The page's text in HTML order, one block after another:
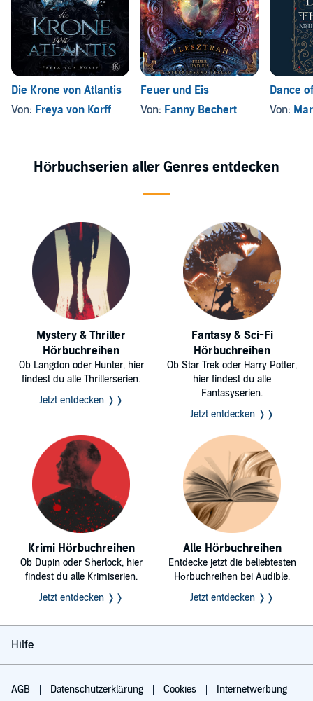
Die Krone von Atlantis
Von: Freya von Korff
Feuer und Eis
Von: Fanny Bechert
Dance
Von:
Hörbuchserien aller Genres entdecken
Mystery & Thriller
Hörbuchreihen
Ob Langdon oder Hunter, hier
findest du alle Thrillerserien.
Jetzt entdecken ❭❭
Fantasy & Sci-Fi
Hörbuchreihen
Ob Star Trek oder Harry Potter,
hier findest du alle
Fantasyserien.
Jetzt entdecken ❭❭
Krimi Hörbuchreihen
Ob Dupin oder Sherlock, hier
findest du alle Krimiserien.
Jetzt entdecken ❭❭
Alle Hörbuchreihen
Entdecke jetzt die beliebtesten
Hörbuchreihen bei Audible.
Jetzt entdecken ❭❭
Hilfe
AGB Datenschutzerklärung Cookies Internetwerbung